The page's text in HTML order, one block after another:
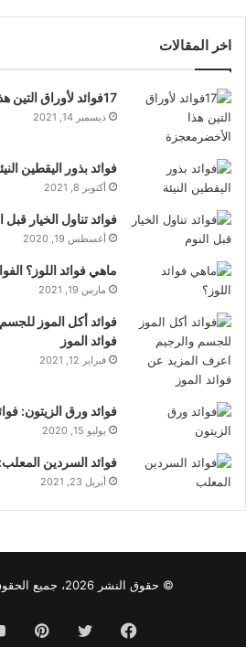
اخر المقالات
17فوائد لأوراق التين هذا الأخضر معجزة
ديسمبر 14, 2021
فوائد بذور اليقطين
أكتوبر 8, 2021
فوائد تناول الخيار قبل
أغسطس 19, 2020
ماهي فوائد اللوز؟
مارس 19, 2021
فوائد أكل الموز
فوائد الموز
فبراير 12, 2021
فوائد ورق الزيتون:
يوليو 15, 2020
فوائد السردين المعلب: 20 فائدة صحية
أبريل 23, 2021
© حقوق النشر 2026، جميع الحقوق محفوظة |
فيسبوك تويتر